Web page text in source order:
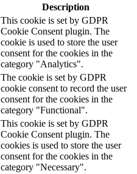
Description
This cookie is set by GDPR
Cookie Consent plugin. The
cookie is used to store the user
consent for the cookies in the
category "Analytics".
The cookie is set by GDPR
cookie consent to record the user
consent for the cookies in the
category "Functional".
This cookie is set by GDPR
Cookie Consent plugin. The
cookies is used to store the user
consent for the cookies in the
category "Necessary".